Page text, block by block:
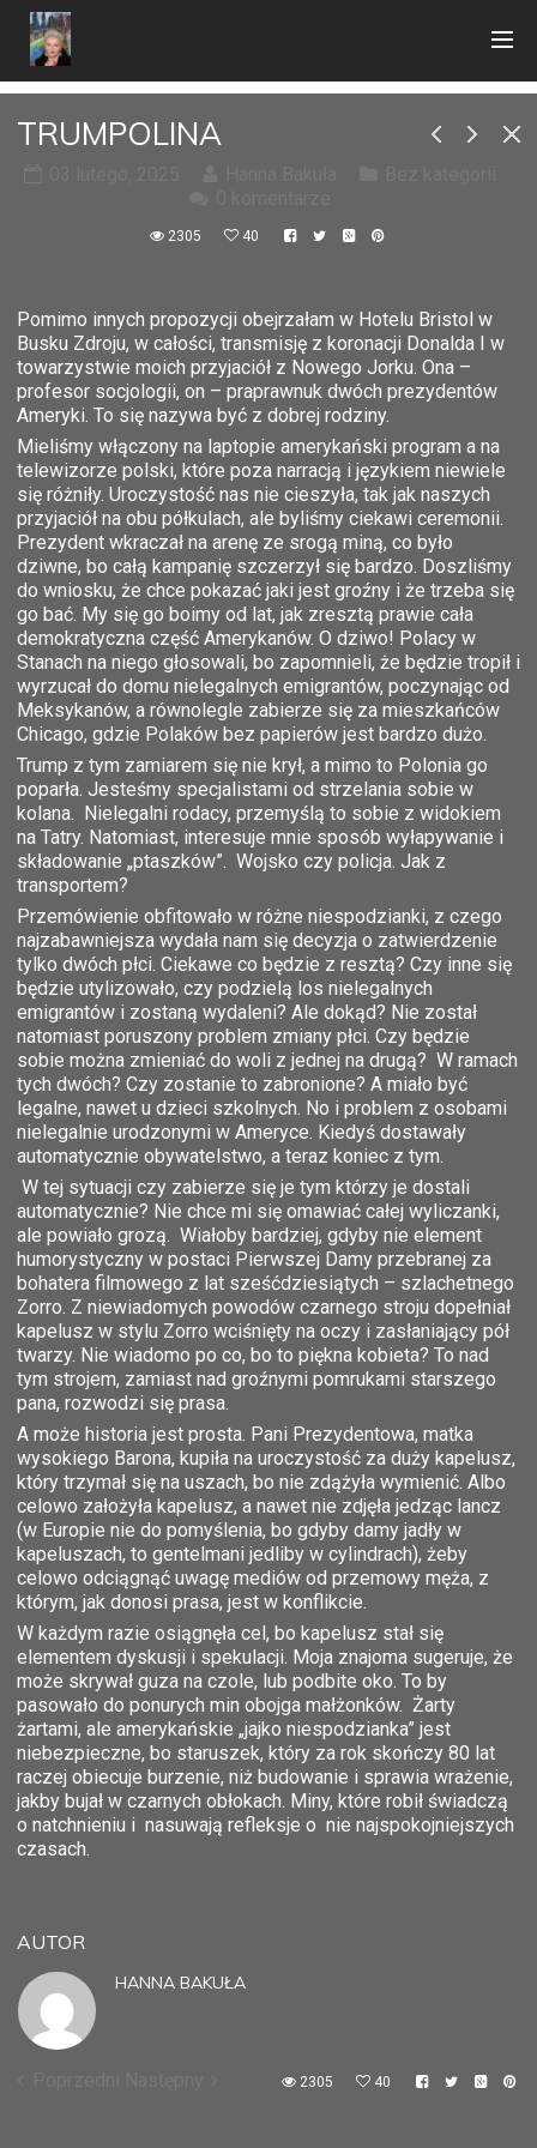
TRUMPOLINA
2305 40
Pomimo innych propozycji obejrzałam w Hotelu Bristol w
Busku Zdroju, w całości, transmisję z koronacji Donalda I w
towarzystwie moich przyjaciół z Nowego Jorku. Ona –
profesor socjologii, on – praprawnuk dwóch prezydentów
Ameryki. To się nazywa być z dobrej rodziny.
Mieliśmy włączony na laptopie amerykański program a na
telewizorze polski, które poza narracją i językiem niewiele
się różniły. Uroczystość nas nie cieszyła, tak jak naszych
przyjaciół na obu półkulach, ale byliśmy ciekawi ceremonii.
Prezydent wkraczał na arenę ze srogą miną, co było
dziwne, bo całą kampanię szczerzył się bardzo. Doszliśmy
do wniosku, że chce pokazać jaki jest groźny i że trzeba się
go bać. My się go boimy od lat, jak zresztą prawie cała
demokratyczna część Amerykanów. O dziwo! Polacy w
Stanach na niego głosowali, bo zapomnieli, że będzie tropił i
wyrzucał do domu nielegalnych emigrantów, poczynając od
Meksykanów, a równolegle zabierze się za mieszkańców
Chicago, gdzie Polaków bez papierów jest bardzo dużo.
Trump z tym zamiarem się nie krył, a mimo to Polonia go
poparła. Jesteśmy specjalistami od strzelania sobie w
kolana. Nielegalni rodacy, przemyślą to sobie z widokiem
na Tatry. Natomiast, interesuje mnie sposób wyłapywanie i
składowanie „ptaszków”. Wojsko czy policja. Jak z
transportem?
Przemówienie obfitowało w różne niespodzianki, z czego
najzabawniejsza wydała nam się decyzja o zatwierdzenie
tylko dwóch płci. Ciekawe co będzie z resztą? Czy inne się
będzie utylizowało, czy podzielą los nielegalnych
emigrantów i zostaną wydaleni? Ale dokąd? Nie został
natomiast poruszony problem zmiany płci. Czy będzie
sobie można zmieniać do woli z jednej na drugą? W ramach
tych dwóch? Czy zostanie to zabronione? A miało być
legalne, nawet u dzieci szkolnych. No i problem z osobami
nielegalnie urodzonymi w Ameryce. Kiedyś dostawały
automatycznie obywatelstwo, a teraz koniec z tym.
W tej sytuacji czy zabierze się je tym którzy je dostali
automatycznie? Nie chce mi się omawiać całej wyliczanki,
ale powiało grozą. Wiałoby bardziej, gdyby nie element
humorystyczny w postaci Pierwszej Damy przebranej za
bohatera filmowego z lat sześćdziesiątych – szlachetnego
Zorro. Z niewiadomych powodów czarnego stroju dopełniał
kapelusz w stylu Zorro wciśnięty na oczy i zasłaniający pół
twarzy. Nie wiadomo po co, bo to piękna kobieta? To nad
tym strojem, zamiast nad groźnymi pomrukami starszego
pana, rozwodzi się prasa.
A może historia jest prosta. Pani Prezydentowa, matka
wysokiego Barona, kupiła na uroczystość za duży kapelusz,
który trzymał się na uszach, bo nie zdążyła wymienić. Albo
celowo założyła kapelusz, a nawet nie zdjęła jedząc lancz
(w Europie nie do pomyślenia, bo gdyby damy jadły w
kapeluszach, to gentelmani jedliby w cylindrach), żeby
celowo odciągnąć uwagę mediów od przemowy męża, z
którym, jak donosi prasa, jest w konflikcie.
W każdym razie osiągnęła cel, bo kapelusz stał się
elementem dyskusji i spekulacji. Moja znajoma sugeruje, że
może skrywał guza na czole, lub podbite oko. To by
pasowało do ponurych min obojga małżonków. Żarty
żartami, ale amerykańskie „jajko niespodzianka” jest
niebezpieczne, bo staruszek, który za rok skończy 80 lat
raczej obiecuje burzenie, niż budowanie i sprawia wrażenie,
jakby bujał w czarnych obłokach. Miny, które robił świadczą
o natchnieniu i nasuwają refleksje o nie najspokojniejszych
czasach.
AUTOR
HANNA BAKUŁA
2305 40